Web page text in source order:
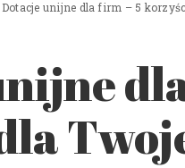
Dotacje unijne dla firm – 5